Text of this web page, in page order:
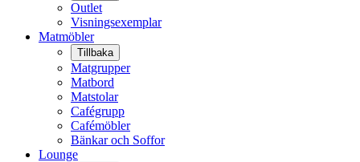
Outlet
Visningsexemplar
Matmöbler
Tillbaka
Matgrupper
Matbord
Matstolar
Cafégrupp
Cafémöbler
Bänkar och Soffor
Lounge